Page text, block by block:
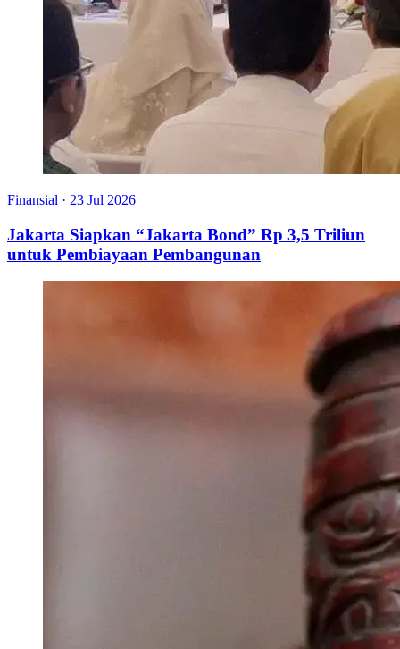
Finansial · 23 Jul 2026
Jakarta Siapkan “Jakarta Bond” Rp 3,5 Triliun
untuk Pembiayaan Pembangunan